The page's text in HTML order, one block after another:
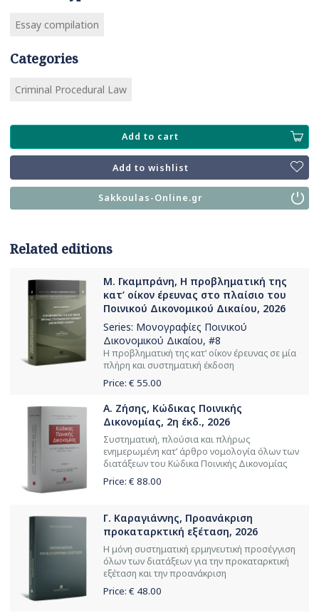
Essay compilation
Categories
Criminal Procedural Law
Add to cart
Add to wishlist
Sakkoulas-Online.gr
Related editions
Μ. Γκαμπράνη, Η προβληματική της
κατ’ οίκον έρευνας στο πλαίσιο του
Ποινικού Δικονομικού Δικαίου, 2026
Series: Μονογραφίες Ποινικού
Δικονομικού Δικαίου, #8
Η προβληματική της κατ’ οίκον έρευνας σε μία
πλήρη και συστηματική έκδοση
Price: € 55.00
Α. Ζήσης, Κώδικας Ποινικής
Δικονομίας, 2η έκδ., 2026
Συστηματική, πλούσια και πλήρως
ενημερωμένη κατ’ άρθρο νομολογία όλων των
διατάξεων του Κώδικα Ποινικής Δικονομίας
Price: € 88.00
Γ. Καραγιάννης, Προανάκριση
προκαταρκτική εξέταση, 2026
Η μόνη συστηματική ερμηνευτική προσέγγιση
όλων των διατάξεων για την προκαταρκτική
εξέταση και την προανάκριση
Price: € 48.00